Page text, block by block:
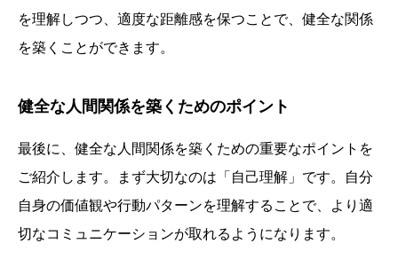
を理解しつつ、適度な距離感を保つことで、健全な関係
を築くことができます。
健全な人間関係を築くためのポイント
最後に、健全な人間関係を築くための重要なポイントを
ご紹介します。まず大切なのは「自己理解」です。自分
自身の価値観や行動パターンを理解することで、より適
切なコミュニケーションが取れるようになります。